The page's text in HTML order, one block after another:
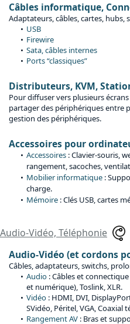
Câbles informatique,
Adaptateurs, câbles, cartes, hubs,
USB
Firewire
Sata, câbles internes
Ports “classiques”
Distributeurs, KVM,
Pour diffuser vers plusieurs
partager des périphériques entre
gestion des périphériques.
Accessoires pour
Accessoires : Clavier-souris,
rangement, sacoches,
Mobilier informatique :
charge.
Mémoire : Clés USB, cartes
Audio-Vidéo, Téléphonie
Audio-Vidéo (et cordons
Câbles, adaptateurs, switchs,
Audio : Câbles et
et numérique), Toslink, XLR.
Vidéo : HDMI, DVI,
SVidéo, Péritel, VGA, Coaxial
Rangement AV : Bras et